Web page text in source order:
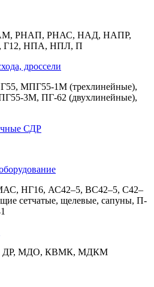
РНАП, РНАС, НАД, НАПР,
НПА, НПЛ, П
дроссели
МПГ55-1М (трехлинейные),
3М, ПГ-62 (двухлинейные),
СДР
НГ16, АС42–5, ВС42–5, С42–
сетчатые, щелевые, сапуны, П-
ДР, МДО, КВМК, МДКМ